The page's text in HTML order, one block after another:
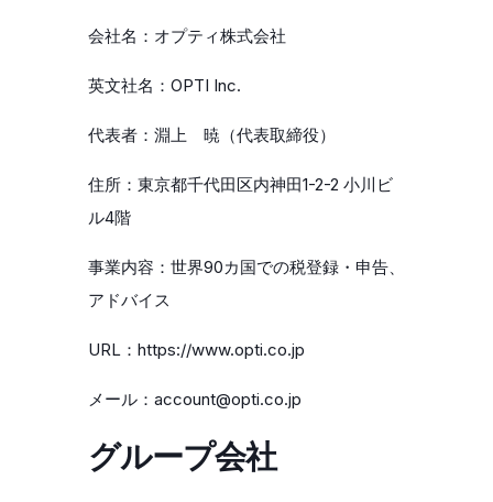
会社名：オプティ株式会社
英文社名：OPTI Inc.
代表者：淵上 暁（代表取締役）
住所：東京都千代田区内神田1-2-2 小川ビ
ル4階
事業内容：世界90カ国での税登録・申告、
アドバイス
URL：https://www.opti.co.jp
メール：account@opti.co.jp
グループ会社